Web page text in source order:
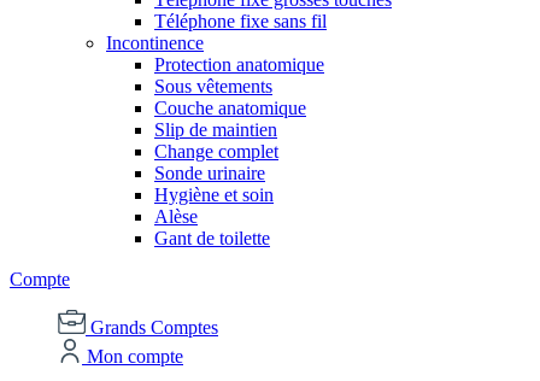
Téléphone fixe sans fil
Incontinence
Protection anatomique
Sous vêtements
Couche anatomique
Slip de maintien
Change complet
Sonde urinaire
Hygiène et soin
Alèse
Gant de toilette
Compte
Grands Comptes
Mon compte